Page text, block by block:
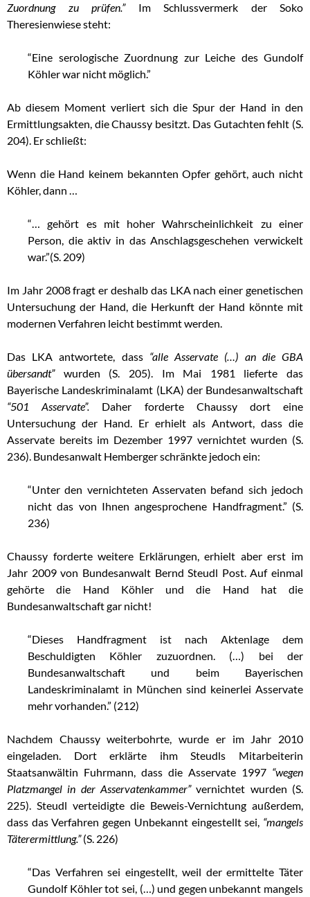
Zuordnung zu prüfen.” Im Schlussvermerk der Soko
Theresienwiese steht:
“Eine serologische Zuordnung zur Leiche des Gundolf
Köhler war nicht möglich.”
Ab diesem Moment verliert sich die Spur der Hand in den
Ermittlungsakten, die Chaussy besitzt. Das Gutachten fehlt (S.
204). Er schließt:
Wenn die Hand keinem bekannten Opfer gehört, auch nicht
Köhler, dann …
“… gehört es mit hoher Wahrscheinlichkeit zu einer
Person, die aktiv in das Anschlagsgeschehen verwickelt
war.”(S. 209)
Im Jahr 2008 fragt er deshalb das LKA nach einer genetischen
Untersuchung der Hand, die Herkunft der Hand könnte mit
modernen Verfahren leicht bestimmt werden.
Das LKA antwortete, dass “alle Asservate (…) an die GBA
übersandt” wurden (S. 205). Im Mai 1981 lieferte das
Bayerische Landeskriminalamt (LKA) der Bundesanwaltschaft
“501 Asservate”. Daher forderte Chaussy dort eine
Untersuchung der Hand. Er erhielt als Antwort, dass die
Asservate bereits im Dezember 1997 vernichtet wurden (S.
236). Bundesanwalt Hemberger schränkte jedoch ein:
“Unter den vernichteten Asservaten befand sich jedoch
nicht das von Ihnen angesprochene Handfragment.” (S.
236)
Chaussy forderte weitere Erklärungen, erhielt aber erst im
Jahr 2009 von Bundesanwalt Bernd Steudl Post. Auf einmal
gehörte die Hand Köhler und die Hand hat die
Bundesanwaltschaft gar nicht!
“Dieses Handfragment ist nach Aktenlage dem
Beschuldigten Köhler zuzuordnen. (…) bei der
Bundesanwaltschaft und beim Bayerischen
Landeskriminalamt in München sind keinerlei Asservate
mehr vorhanden.” (212)
Nachdem Chaussy weiterbohrte, wurde er im Jahr 2010
eingeladen. Dort erklärte ihm Steudls Mitarbeiterin
Staatsanwältin Fuhrmann, dass die Asservate 1997 “wegen
Platzmangel in der Asservatenkammer”vernichtet wurden (S.
225). Steudl verteidigte die Beweis-Vernichtung außerdem,
dass das Verfahren gegen Unbekannt eingestellt sei, “mangels
Täterermittlung.”(S. 226)
“Das Verfahren sei eingestellt, weil der ermittelte Täter
Gundolf Köhler tot sei, (…) und gegen unbekannt mangels